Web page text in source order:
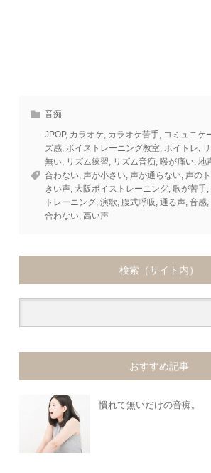
音痴
JPOP, カラオケ, カラオケ苦手, コミュニケ
ズ感,ボイストレーニング教室,ボイトレ,
無い, リズム練習, リズム音痴,喉が痛い,地
合わない,声が小さい,声が通らない,声の
きい声, 大阪ボイストレーニング,歌が苦手,
トレーニング,演歌, 腹式呼吸,通る声,音感,
合わない,高い声
検索（サイト内）
おすすめ記事
慣れて無いだけの音痴。